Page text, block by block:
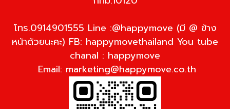
โทร.0914901555 Line :@happymove (มี @ ข้าง
หน้าด้วยนะคะ) FB: happymovethailand You tube
chanal : happymove
Email: marketing@happymove.co.th